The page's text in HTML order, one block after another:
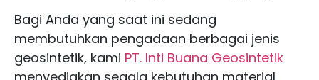
Bagi Anda yang saat ini sedang
membutuhkan pengadaan berbagai jenis
geosintetik, kami PT. Inti Buana Geosintetik